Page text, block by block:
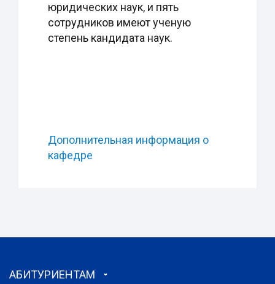
юридических наук, и пять
сотрудников имеют ученую
степень кандидата наук.
Дополнительная информация о
кафедре
АБИТУРИЕНТАМ